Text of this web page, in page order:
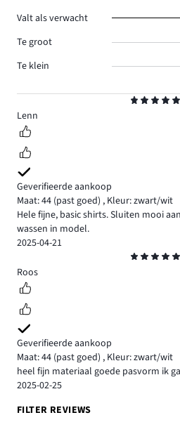
5Lenn
Geverifieerde aankoop
Maat: 44 (past goed) , Kleur: zwart/wit
Hele fijne, basic shirts. Sluiten mooi
wassen in model.
2025-04-21
5
Roos
Geverifieerde aankoop
Maat: 44 (past goed) , Kleur: zwart/wit
heel fijn materiaal goede pasvorm ik
2025-02-25
FILTER REVIEWS
Valt als verwacht
Te groot
Te klein